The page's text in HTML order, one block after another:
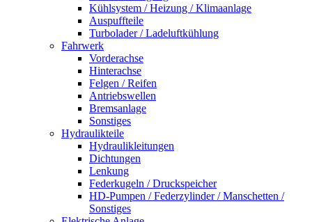
Kühlsystem / Heizung / Klimaanlage
Auspuffteile
Turbolader / Ladeluftkühlung
Fahrwerk
Vorderachse
Hinterachse
Felgen / Reifen
Antriebswellen
Bremsanlage
Sonstiges
Hydraulikteile
Hydraulikleitungen
Dichtungen
Lenkung
Federkugeln / Druckspeicher
HD-Pumpen / Federzylinder / Manschetten /
Sonstiges